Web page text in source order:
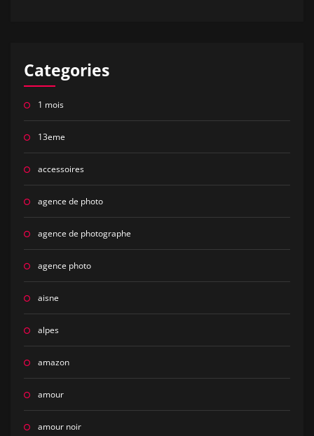
Categories
1 mois
13eme
accessoires
agence de photo
agence de photographe
agence photo
aisne
alpes
amazon
amour
amour noir